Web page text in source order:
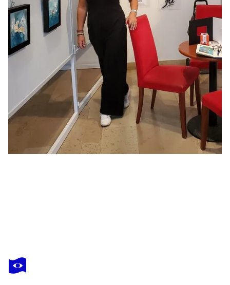
FRÉDÉRIQUE CHABIN-RIVIÈRE
Les yeux d un autre monde